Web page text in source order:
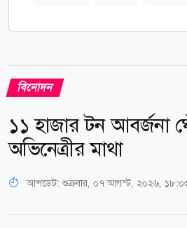
বিনোদন
১১ হাজার টন আবর্জনা
অভিনেত্রীর মাথা
আপডেট: শুক্রবার, ০৭ আগস্ট, ২০২৬,